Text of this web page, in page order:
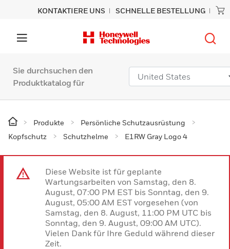
KONTAKTIERE UNS SCHNELLE BESTELLUNG
Sie durchsuchen den
Produktkatalog für
Produkte
Persönliche Schutzausrüstung
Kopfschutz
Schutzhelme E1RW Gray Logo 4
Diese Website ist für geplante
Wartungsarbeiten von Samstag, den 8.
August, 07:00 PM EST bis Sonntag, den 9.
August, 05:00 AM EST vorgesehen (von
Samstag, den 8. August, 11:00 PM UTC bis
Sonntag, den 9. August, 09:00 AM UTC).
Vielen Dank für Ihre Geduld während dieser
Zeit.